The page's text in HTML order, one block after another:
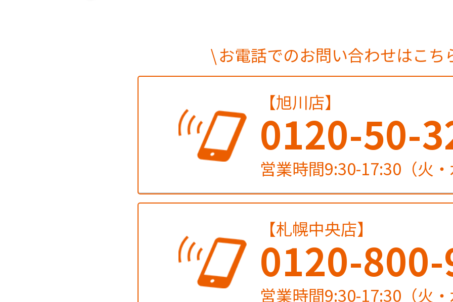
お電話でのお問い合わせはこち
【旭川店】
0120-50-
営業時間9:30-17:30（火
【札幌中央店】
0120-
営業時間9:30-17:30（火